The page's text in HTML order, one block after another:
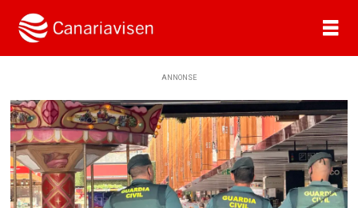
Tag:
drap
ANNONSE